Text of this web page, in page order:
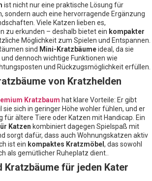
ist nicht nur eine praktische Lösung für
sondern auch eine hervorragende Ergänzung
Viele Katzen lieben es,
zu erkunden – deshalb bietet ein kompakter
Möglichkeit zum Spielen und Entspannen.
sind Mini-Kratzbäumeideal, da sie
dennoch wichtige Funktionen wie
und Rückzugsmöglichkeit erfüllen.
von Kratzhelden
Kratzbaum hat klare Vorteile: Er gibt
sie sich in geringer Höhe wohler fühlen, und er
für ältere Tiere oder Katzen mit Handicap. Ein
Katzen kombiniert dagegen Spielspaß mit
sorgt dafür, dass auch Wohnungskatzen aktiv
ist ein kompaktes Kratzmöbel , das sowohl
als gemütlicher Ruheplatz dient..
Kratzbäume für jeden Kater